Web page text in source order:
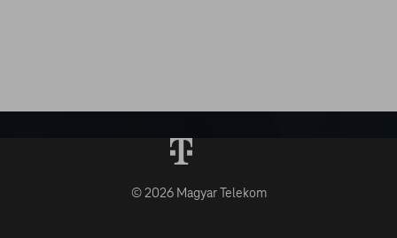
© 2026 Magyar Telekom